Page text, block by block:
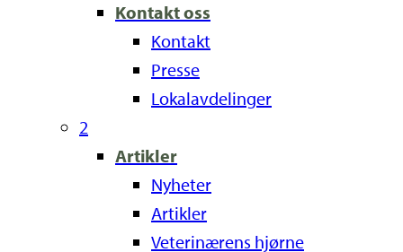
Kontakt oss
Kontakt
Presse
Lokalavdelinger
2
Artikler
Nyheter
Artikler
Veterinærens hjørne